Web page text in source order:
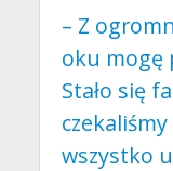
– Z
oku mogę
Stało się
wszystko